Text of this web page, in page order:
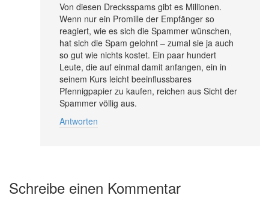
Von diesen Drecksspams gibt es Millionen.
Wenn nur ein Promille der Empfänger so
reagiert, wie es sich die Spammer wünschen,
hat sich die Spam gelohnt – zumal sie ja auch
so gut wie nichts kostet. Ein paar hundert
Leute, die auf einmal damit anfangen, ein in
seinem Kurs leicht beeinflussbares
Pfennigpapier zu kaufen, reichen aus Sicht der
Spammer völlig aus.
Antworten
Schreibe einen Kommentar